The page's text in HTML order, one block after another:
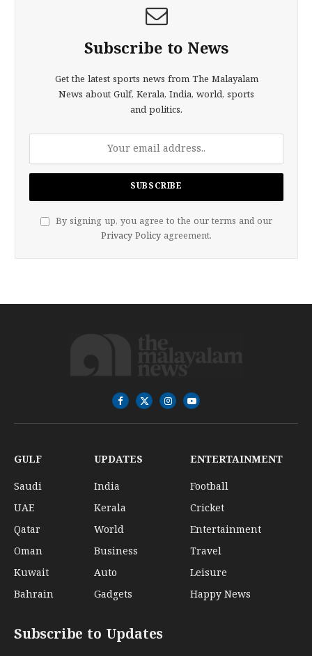
Subscribe to News
Get the latest sports news from The Malayalam
News about Gulf, Kerala, India, world, sports
and politics.
By signing up, you agree to the our terms and our
Privacy Policy agreement.
Facebook
X
(Twitter)
InstagramYouTube
GULF
Saudi
UAE
Qatar
Oman
Kuwait
Bahrain
UPDATES
India
Kerala
World
Business
Auto
Gadgets
ENTERTAINMENT
Football
Cricket
Entertainment
Travel
Leisure
Happy News
Subscribe to Updates